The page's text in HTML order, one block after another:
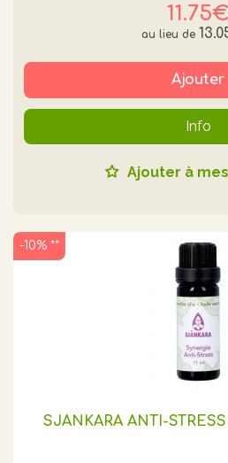
11.75€
Ajouter
Info
Ajouter à
SJANKARA ANTI-
-10% **